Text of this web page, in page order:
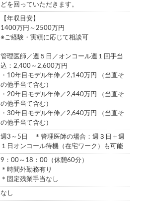
どを回っていただきます。
【年収目安】
1400万円～2500万円
※ご経験・実績に応じて相談可
管理医師／週５日／オンコール週１回手当
込：2,400～2,600万円
・10年目モデル年俸／2,140万円 （当直そ
の他手当て含む）
・20年目モデル年俸／2,440万円 （当直そ
の他手当て含む）
・30年目モデル年俸／2,640万円 （当直そ
の他手当て含む）
週3～5日 ＊管理医師の場合：週３日＋週
１日オンコール待機（在宅ワーク）も可能
9：00～18：00（休憩60分）
＊時間外勤務有り
＊固定残業手当なし
なし